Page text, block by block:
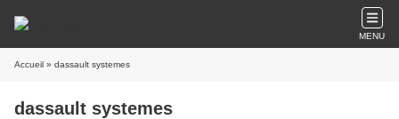
MENU
Accueil » dassault systemes
dassault systemes